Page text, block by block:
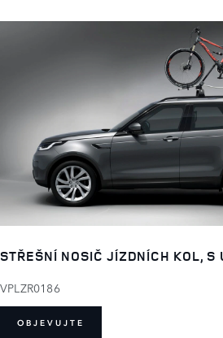
STŘEŠNÍ NOSIČ JÍZDNÍCH KOL, S
VPLZR0186
OBJEVUJTE